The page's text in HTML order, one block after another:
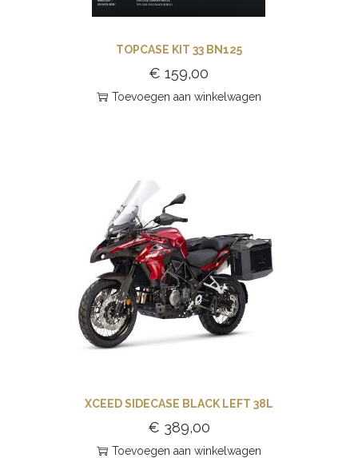
TOPCASE KIT 33 BN125
€ 159,00
Toevoegen aan winkelwagen
XCEED SIDECASE BLACK LEFT 38L
€ 389,00
Toevoegen aan winkelwagen